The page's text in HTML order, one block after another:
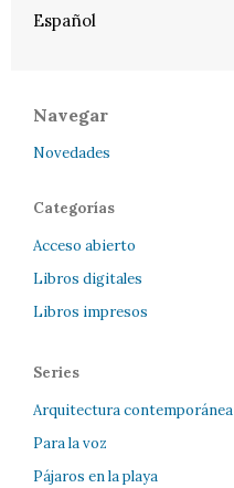
Español
Navegar
Novedades
Categorías
Acceso abierto
Libros digitales
Libros impresos
Series
Arquitectura contemporánea
Para la voz
Pájaros en la playa